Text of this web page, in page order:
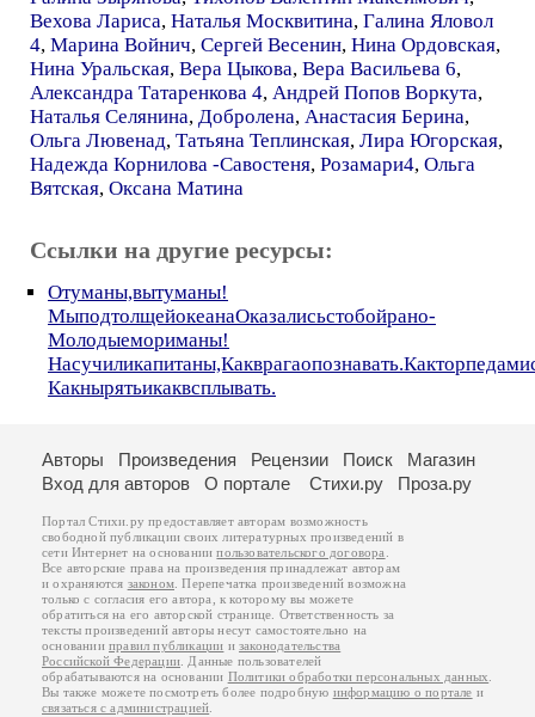
Вехова Лариса, Наталья Москвитина, Галина Яловол
4, Марина Войнич, Сергей Весенин, Нина Ордовская,
Нина Уральская, Вера Цыкова, Вера Васильева 6,
Александра Татаренкова 4, Андрей Попов Воркута,
Наталья Селянина, Добролена, Анастасия Берина,
Ольга Лювенад, Татьяна Теплинская, Лира Югорская,
Надежда Корнилова -Савостеня, Розамари4, Ольга
Вятская, Оксана Матина
Ссылки на другие ресурсы:
Отуманы,вытуманы!
МыподтолщейокеанаОказалисьстобойрано-
Молодыемориманы!
Какнырятьикаквсплывать.
Авторы Произведения Рецензии Поиск
Магазин
Вход для авторов
О портале Стихи.ру Проза.ру
Портал Стихи.ру предоставляет авторам возможность
свободной публикации своих литературных произведений в
сети Интернет на основаниипользовательского договора.
Все авторские права на произведения принадлежат авторам
и охраняются законом. Перепечатка произведений возможна
только с согласия его автора, к которому вы можете
обратиться на его авторской странице. Ответственность за
тексты произведений авторы несут самостоятельно на
основанииправил публикации изаконодательства
Российской Федерации. Данные пользователей
обрабатываются на основании Политики обработки персональных данных.
Вы также можете посмотреть более подробную информацию о портале и
связаться с администрацией.